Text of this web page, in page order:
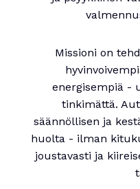
Missioni on
energisempiä -
tinkimättä.
säännöllisen ja
huolta - ilman
joustavasti ja